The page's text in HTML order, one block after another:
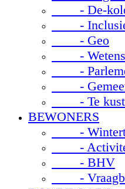
- De-
- Inclusie
- Geo
-
-
-
- Te kust
BEWONERS
-
-
- BHV
-